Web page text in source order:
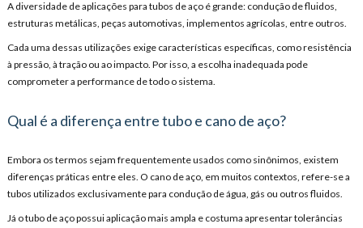
A diversidade de aplicações para tubos de aço é grande: condução de fluidos,
estruturas metálicas, peças automotivas, implementos agrícolas, entre outros.
Cada uma dessas utilizações exige características específicas, como resistência
à pressão, à tração ou ao impacto. Por isso, a escolha inadequada pode
comprometer a performance de todo o sistema.
Qual é a diferença entre tubo e cano de aço?
Embora os termos sejam frequentemente usados como sinônimos, existem
diferenças práticas entre eles. O cano de aço, em muitos contextos, refere-se a
tubos utilizados exclusivamente para condução de água, gás ou outros fluidos.
Já o tubo de aço possui aplicação mais ampla e costuma apresentar tolerâncias